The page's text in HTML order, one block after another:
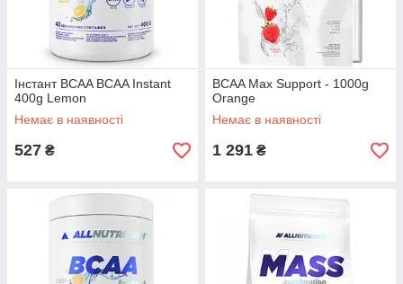
Інстант BCAA BCAA Instant
400g Lemon
Немає в наявності
527 ₴
BCAA Max Support - 1000g
Orange
Немає в наявності
1 291 ₴